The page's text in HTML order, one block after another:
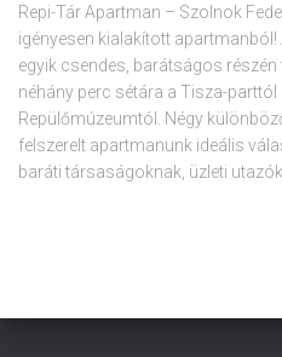
Repi-Tár Apartman – Szolnok
igényesen kialakított
egyik csendes, barátságos
néhány perc sétára a Tisza-
Repülőmúzeumtól. Négy
felszerelt apartmanunk ideális
baráti társaságoknak, üzleti